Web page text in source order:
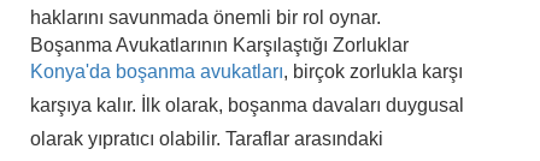
haklarını savunmada önemli bir rol oynar.
Boşanma Avukatlarının Karşılaştığı Zorluklar
Konya'da boşanma avukatları, birçok zorlukla karşı
karşıya kalır. İlk olarak, boşanma davaları duygusal
olarak yıpratıcı olabilir. Taraflar arasındaki